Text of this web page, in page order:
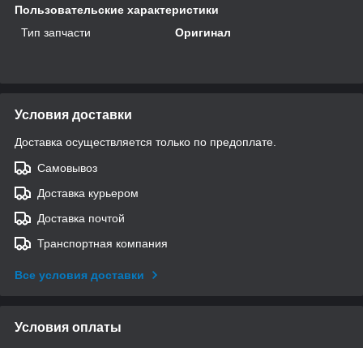
Пользовательские характеристики
Тип запчасти
Оригинал
Условия доставки
Доставка осуществляется только по предоплате.
Самовывоз
Доставка курьером
Доставка почтой
Транспортная компания
Все условия доставки
Условия оплаты